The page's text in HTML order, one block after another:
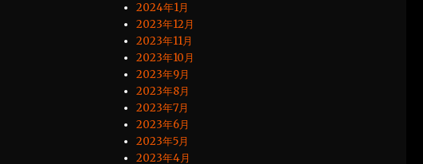
2024年1月
2023年12月
2023年11月
2023年10月
2023年9月
2023年8月
2023年7月
2023年6月
2023年5月
2023年4月